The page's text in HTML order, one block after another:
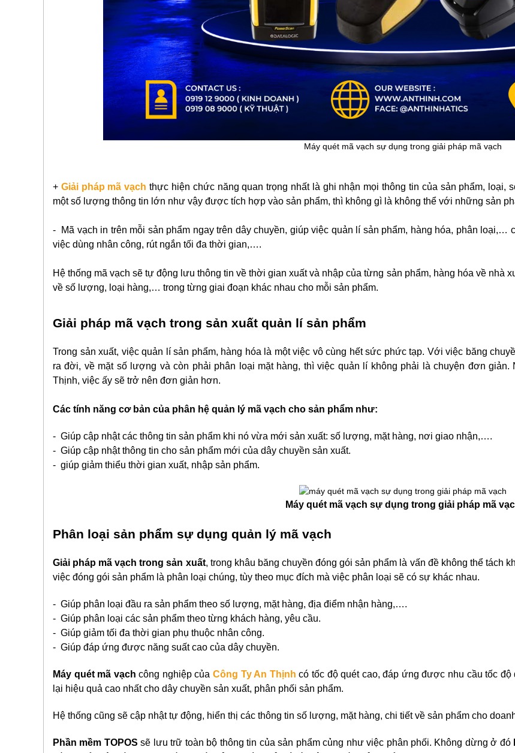
Máy quét mã vạch sự dụng trong giải pháp mã vạch
+ Giải pháp mã vạch thực hiện chức năng quan trọng nhất là ghi nhận mọi thông tin của sản phẩm,
một số lượng thông tin lớn như vậy được tích hợp vào sản phẩm, thì không gì là không thể với những sản
- Mã vạch in trên mỗi sản phẩm ngay trên dây chuyền, giúp việc quản lí sản phẩm, hàng hóa, phân loại,…
việc dùng nhân công, rút ngắn tối đa thời gian,….
Hệ thống mã vạch sẽ tự động lưu thông tin về thời gian xuất và nhập của từng sản phẩm, hàng hóa về nhà
về số lượng, loại hàng,… trong từng giai đoạn khác nhau cho mỗi sản phẩm.
Giải pháp mã vạch trong sản xuất quản lí sản phẩm
Trong sản xuất, việc quản lí sản phẩm, hàng hóa là một việc vô cùng hết sức phức tạp. Với việc băng
ra đời, về mặt số lượng và còn phải phân loại mặt hàng, thì việc quản lí không phải là chuyện đơn
Thịnh, việc ấy sẽ trở nên đơn giản hơn.
Các tính năng cơ bản của phân hệ quản lý mã vạch cho sản phẩm như:
- Giúp cập nhật các thông tin sản phẩm khi nó vừa mới sản xuất: số lượng, mặt hàng, nơi giao nhận,….
- Giúp cập nhật thông tin cho sản phẩm mới của dây chuyền sản xuất.
- giúp giảm thiểu thời gian xuất, nhập sản phẩm.
Máy quét mã vạch sự dụng trong giải pháp mã
Phân loại sản phẩm sự dụng quản lý mã vạch
Giải pháp mã vạch trong sản xuất, trong khâu băng chuyền đóng gói sản phẩm là vấn đề không thể tách
việc đóng gói sản phẩm là phân loại chúng, tùy theo mục đích mà việc phân loại sẽ có sự khác nhau.
- Giúp phân loại đầu ra sản phẩm theo số lượng, mặt hàng, địa điểm nhận hàng,….
- Giúp phân loại các sản phẩm theo từng khách hàng, yêu cầu.
- Giúp giảm tối đa thời gian phụ thuộc nhân công.
- Giúp đáp ứng được năng suất cao của dây chuyền.
Máy quét mã vạch công nghiệp củaCông Ty An Thịnh có tốc độ quét cao, đáp ứng được nhu cầu tốc
lại hiệu quả cao nhất cho dây chuyền sản xuất, phân phối sản phẩm.
Hệ thống cũng sẽ cập nhật tự động, hiển thị các thông tin số lượng, mặt hàng, chi tiết về sản phẩm cho
Phần mềm TOPOS sẽ lưu trữ toàn bộ thông tin của sản phẩm củng như việc phân phối. Không dừng ở đó